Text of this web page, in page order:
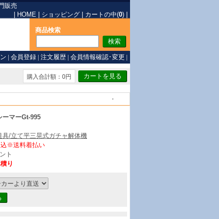
販売
HOME ショッピング カートの中(0)
商品検索
| 会員登録 | 注文履歴 | 会員情報確認･変更 |
購入合計額：0円
ーマーGt-995
具/立て平三晃式ガチャ解体機
※送料着払い
ト
り